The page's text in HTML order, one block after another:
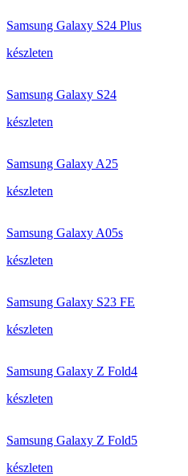
Samsung Galaxy S24 Plus
készleten
Samsung Galaxy S24
készleten
Samsung Galaxy A25
készleten
Samsung Galaxy A05s
készleten
Samsung Galaxy S23 FE
készleten
Samsung Galaxy Z Fold4
készleten
Samsung Galaxy Z Fold5
készleten